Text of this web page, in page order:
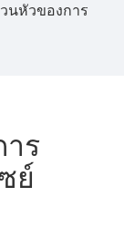
วนหัวของการ
ร
ย์